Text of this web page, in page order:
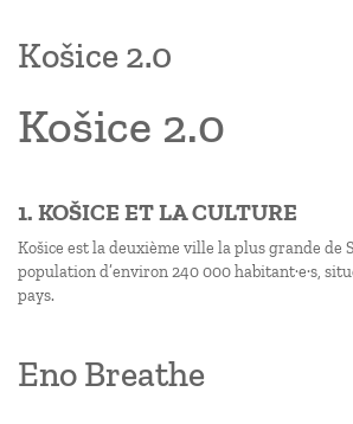
Košice 2.0
Košice 2.0
1. KOŠICE ET LA CULTURE
Košice est la deuxième ville la plus grande de
population d’environ 240 000 habitant·e·s,
pays.
Eno Breathe